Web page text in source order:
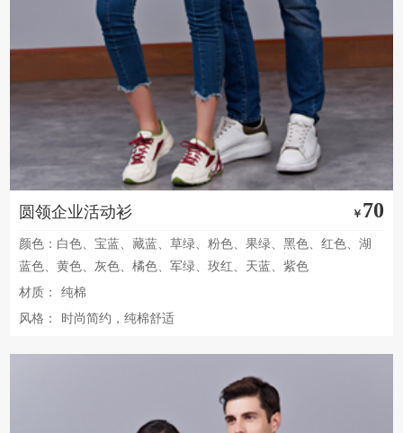
圆领企业活动衫 ￥ 70
颜色：白色、宝蓝、藏蓝、草绿、粉色、果绿、黑色、红色、湖
蓝色、黄色、灰色、橘色、军绿、玫红、天蓝、紫色
材质：
纯棉
风格：
时尚简约，纯棉舒适